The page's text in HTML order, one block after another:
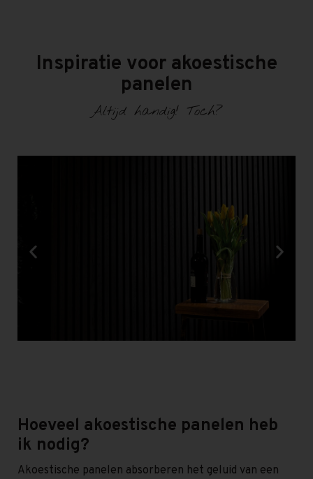
Inspiratie voor akoestische
panelen
Altijd handig! Toch?
Hoeveel akoestische panelen heb
ik nodig?
Akoestische panelen absorberen het geluid van een